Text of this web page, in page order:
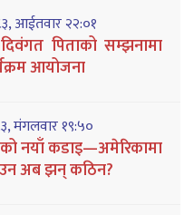
आईतवार २२:०१
पिताको सम्झनामा
आयोजना
मंगलवार १९:५०
नयाँ कडाइ—अमेरिकामा
अब झन् कठिन?